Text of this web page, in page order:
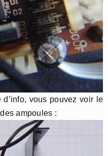
vous pouvez voir le
ampoules :